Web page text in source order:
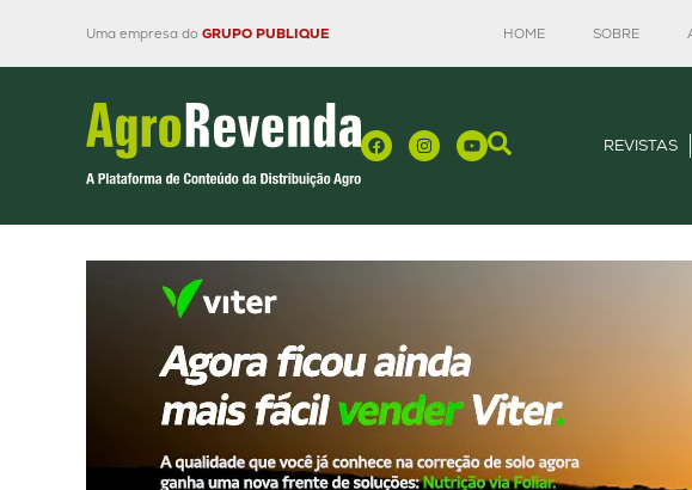
Uma empresa do GRUPO PUBLIQUE HOME SOBRE
REVISTAS